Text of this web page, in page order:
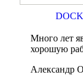
Много лет
хорошую
Александр